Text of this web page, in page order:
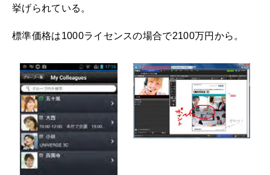
挙げられている。
標準価格は1000ライセンスの場合で2100万円から。